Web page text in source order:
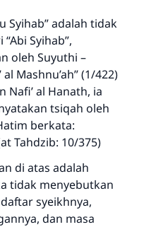
Syihab” adalah tidak
Syihab”,
oleh Suyuthi –
Mashnu’ah” (1/422)
Nafi’ al Hanath, ia
tsiqah oleh
berkata:
Tahdzib: 10/375)
di atas adalah
tidak menyebutkan
syeikhnya,
dan masa